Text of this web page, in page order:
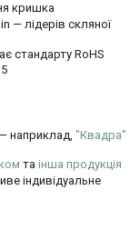
кришка
— лідерів скляної
стандарту RoHS
наприклад, "Квадра"
та інша продукція
індивідуальне